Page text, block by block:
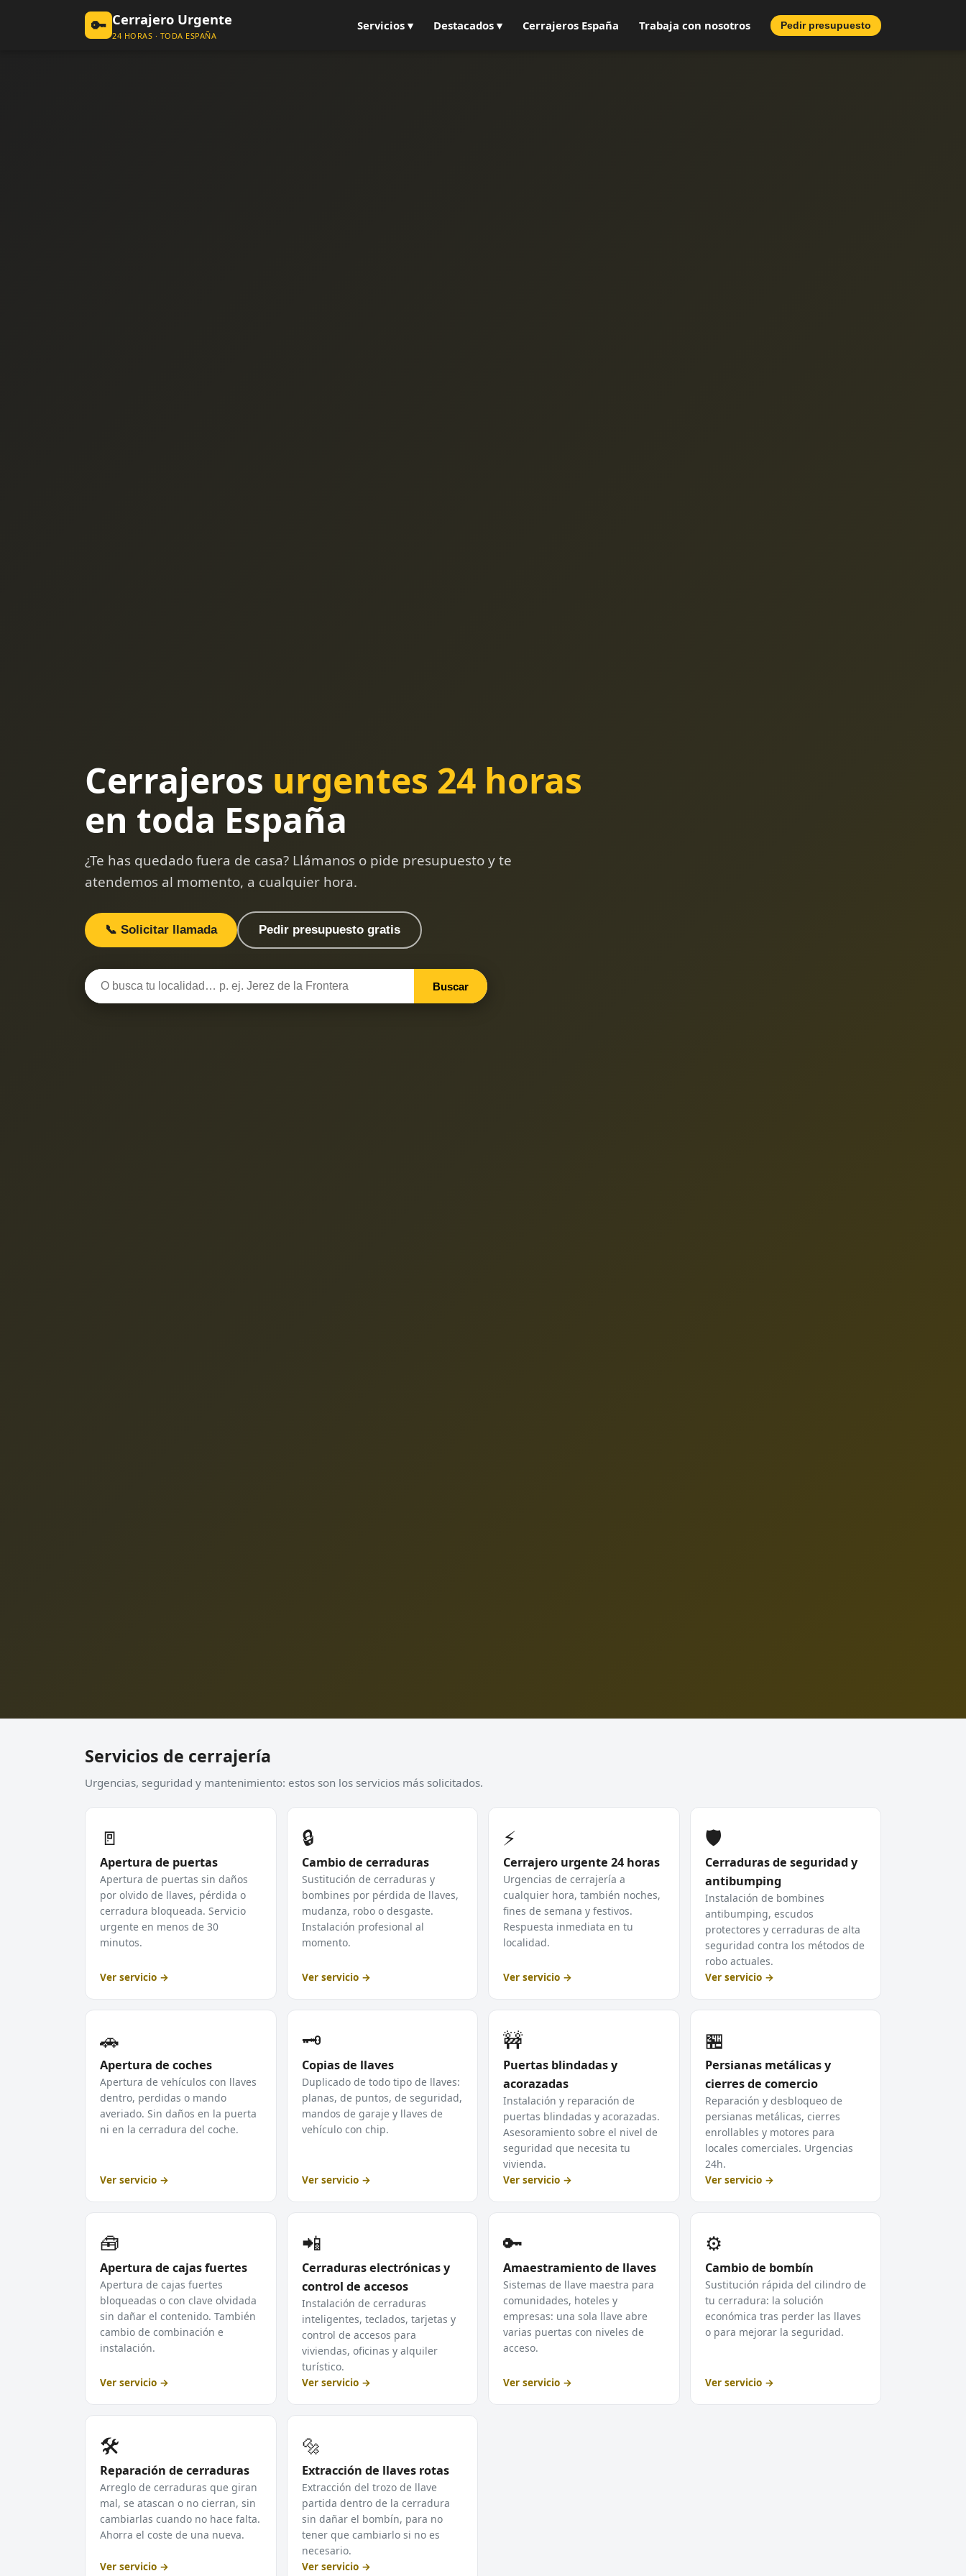
🔑 Cerrajero Urgente
24 HORAS · TODA ESPAÑA
Servicios ▾ Destacados ▾ Cerrajeros España Trabaja con nosotros Pedir presupuesto
Cerrajeros urgentes 24 horas
en toda España
¿Te has quedado fuera de casa? Llámanos o pide presupuesto y te
atendemos al momento, a cualquier hora.
📞 Solicitar llamada Pedir presupuesto gratis
Buscar
Servicios de cerrajería
Urgencias, seguridad y mantenimiento: estos son los servicios más solicitados.
🚪
Apertura de puertas
Apertura de puertas sin daños
por olvido de llaves, pérdida o
cerradura bloqueada. Servicio
urgente en menos de 30
minutos.
Ver servicio →
🔒
Cambio de cerraduras
Sustitución de cerraduras y
bombines por pérdida de llaves,
mudanza, robo o desgaste.
Instalación profesional al
momento.
Ver servicio →
⚡
Cerrajero urgente 24 horas
Urgencias de cerrajería a
cualquier hora, también noches,
fines de semana y festivos.
Respuesta inmediata en tu
localidad.
Ver servicio →
🛡️
Cerraduras de seguridad y
antibumping
Instalación de bombines
antibumping, escudos
protectores y cerraduras de alta
seguridad contra los métodos de
robo actuales.
Ver servicio →
🚗
Apertura de coches
Apertura de vehículos con llaves
dentro, perdidas o mando
averiado. Sin daños en la puerta
ni en la cerradura del coche.
Ver servicio →
🗝️
Copias de llaves
Duplicado de todo tipo de llaves:
planas, de puntos, de seguridad,
mandos de garaje y llaves de
vehículo con chip.
Ver servicio →
🚧
Puertas blindadas y
acorazadas
Instalación y reparación de
puertas blindadas y acorazadas.
Asesoramiento sobre el nivel de
seguridad que necesita tu
vivienda.
Ver servicio →
🏪
Persianas metálicas y
cierres de comercio
Reparación y desbloqueo de
persianas metálicas, cierres
enrollables y motores para
locales comerciales. Urgencias
24h.
Ver servicio →
🧰
Apertura de cajas fuertes
Apertura de cajas fuertes
bloqueadas o con clave olvidada
sin dañar el contenido. También
cambio de combinación e
instalación.
Ver servicio →
📲
Cerraduras electrónicas y
control de accesos
Instalación de cerraduras
inteligentes, teclados, tarjetas y
control de accesos para
viviendas, oficinas y alquiler
turístico.
Ver servicio →
🔑
Amaestramiento de llaves
Sistemas de llave maestra para
comunidades, hoteles y
empresas: una sola llave abre
varias puertas con niveles de
acceso.
Ver servicio →
⚙️
Cambio de bombín
Sustitución rápida del cilindro de
tu cerradura: la solución
económica tras perder las llaves
o para mejorar la seguridad.
Ver servicio →
🛠️
Reparación de cerraduras
Arreglo de cerraduras que giran
mal, se atascan o no cierran, sin
cambiarlas cuando no hace falta.
Ahorra el coste de una nueva.
Ver servicio →
🔩
Extracción de llaves rotas
Extracción del trozo de llave
partida dentro de la cerradura
sin dañar el bombín, para no
tener que cambiarlo si no es
necesario.
Ver servicio →